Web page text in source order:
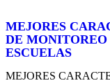
MEJORES
DE MONITOREO
ESCUELAS
MEJORES